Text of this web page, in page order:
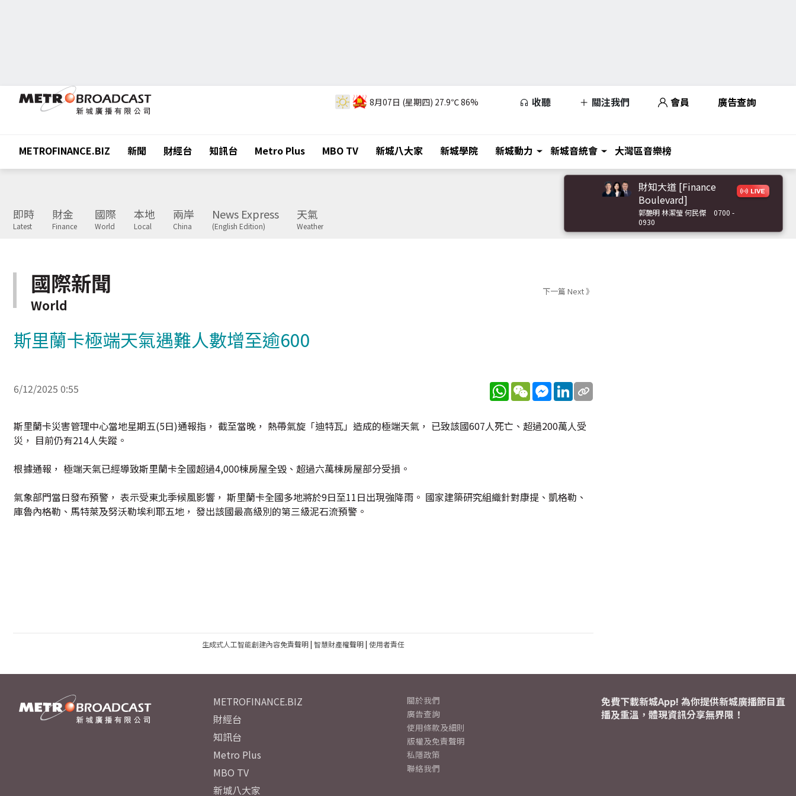
8月07日 (星期四) 27.9℃86% 收聽 關注我們 會員 廣告查詢
METROFINANCE.BIZ 新聞 財經台 知訊台 Metro Plus MBO TV 新城八大家 新城學院 新城動力 新城音統會 大灣區音樂榜
即時
Latest
財金
Finance
國際
World
本地
Local
兩岸
China
News Express
(English Edition)
天氣
Weather
財知大道 [Finance
Boulevard]
郭艷明 林潔瑩 何民傑
0700 -
0930
國際新聞
World
下一篇 Next 》
斯里蘭卡極端天氣遇難人數增至逾600
6/12/2025 0:55 WhatsApp
WeChatMessenger
LinkedIn
斯里蘭卡災害管理中心當地星期五(5日)通報指， 截至當晚， 熱帶氣旋「迪特瓦」造成的極端天氣， 已致該國607人死亡、超過200萬人受
災， 目前仍有214人失蹤。
根據通報， 極端天氣已經導致斯里蘭卡全國超過4,000棟房屋全毀、超過六萬棟房屋部分受損。
氣象部門當日發布預警， 表示受東北季候風影響， 斯里蘭卡全國多地將於9日至11日出現強降雨。 國家建築研究組織針對康提、凱格勒、
庫魯內格勒、馬特萊及努沃勒埃利耶五地， 發出該國最高級別的第三級泥石流預警。
生成式人工智能創建內容免責聲明| 智慧財產權聲明| 使用者責任
METROFINANCE.BIZ
財經台
知訊台
Metro Plus
MBO TV
新城八大家
關於我們
廣告查詢
使用條款及細則
版權及免責聲明
私隱政策
聯絡我們
免費下載新城App! 為你提供新城廣播節目直
播及重溫，體現資訊分享無界限！